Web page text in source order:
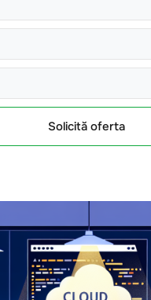
Solicită oferta